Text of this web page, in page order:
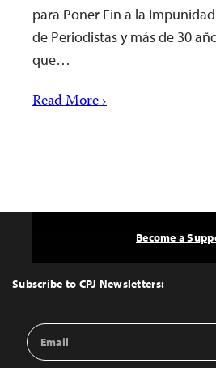
para Poner Fin a la
de Periodistas y más de 30
que…
Read More ›
Top
Subscribe to CPJ Newsletters:
Email
Address
Become a